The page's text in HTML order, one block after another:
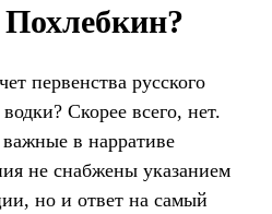
первенства русского
Скорее всего, нет.
в нарративе
не снабжены указанием
но и ответ на самый